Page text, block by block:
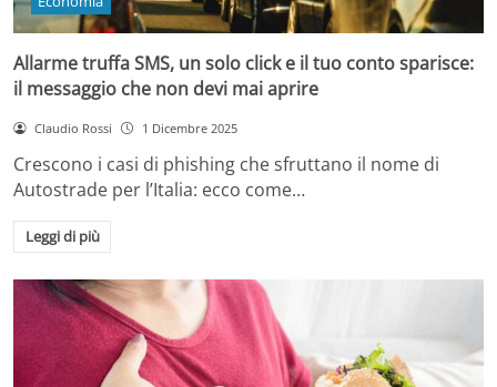
Allarme truffa SMS, un solo click e il tuo conto sparisce:
il messaggio che non devi mai aprire
Claudio Rossi 1 Dicembre 2025
Crescono i casi di phishing che sfruttano il nome di
Autostrade per l’Italia: ecco come…
Leggi di più